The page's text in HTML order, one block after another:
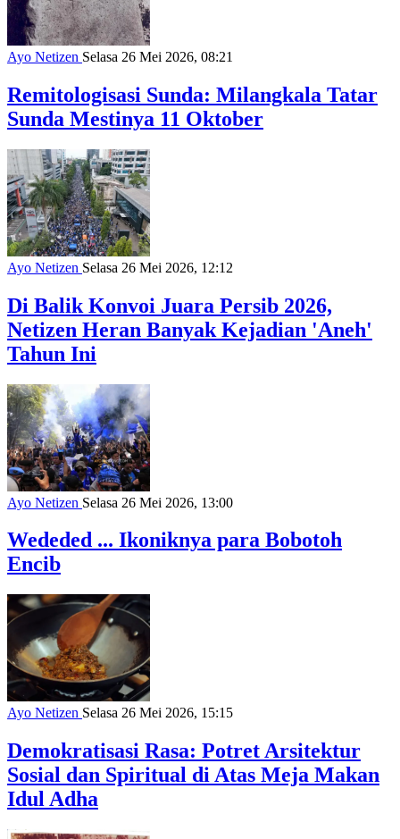
Ayo Netizen Selasa 26 Mei 2026, 08:21
Remitologisasi Sunda: Milangkala Tatar
Sunda Mestinya 11 Oktober
Ayo Netizen Selasa 26 Mei 2026, 12:12
Di Balik Konvoi Juara Persib 2026,
Netizen Heran Banyak Kejadian 'Aneh'
Tahun Ini
Ayo Netizen Selasa 26 Mei 2026, 13:00
Wededed ... Ikoniknya para Bobotoh
Encib
Ayo Netizen Selasa 26 Mei 2026, 15:15
Demokratisasi Rasa: Potret Arsitektur
Sosial dan Spiritual di Atas Meja Makan
Idul Adha